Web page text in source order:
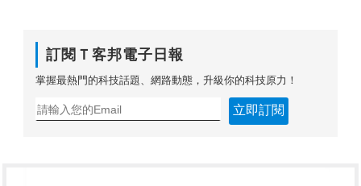
訂閱Ｔ客邦電子日報
掌握最熱門的科技話題、網路動態，升級你的科技原力！
立即訂閱